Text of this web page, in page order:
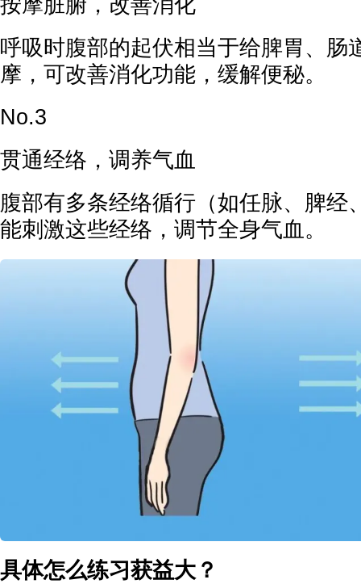
呼吸时腹部的起伏相当于给脾胃、肠
摩，可改善消化功能，缓解便秘。
No.3
贯通经络，调养气血
腹部有多条经络循行（如任脉、脾经
能刺激这些经络，调节全身气血。
具体怎么练习获益大？